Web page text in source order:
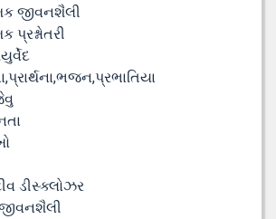
જીવનશૈલી
પ્રશ્નોતરી
ડીસ્‍ક્લોઝર